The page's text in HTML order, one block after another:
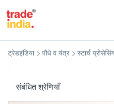
संबंधित श्रेणियाँ
ट्रेडइंडिया पौधे व यंत्र स्टार्च